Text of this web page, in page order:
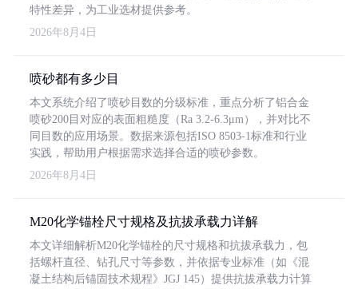
特性差异，为工业选材提供参考。
2026年8月4日
喷砂都有多少目
本文系统介绍了喷砂目数的分级标准，重点分析了铝合金
喷砂200目对应的表面粗糙度（Ra 3.2-6.3μm），并对比不
同目数的应用场景。数据来源包括ISO 8503-1标准和行业
实践，帮助用户根据需求选择合适的喷砂参数。
2026年8月4日
M20化学锚栓尺寸规格及抗拔承载力详解
本文详细解析M20化学锚栓的尺寸规格和抗拔承载力，包
括螺杆直径、钻孔尺寸等参数，并依据专业标准（如《混
凝土结构后锚固技术规程》JGJ 145）提供抗拔承载力计算